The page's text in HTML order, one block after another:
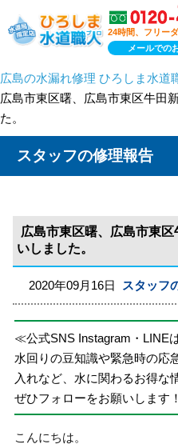
24時間、フリー
メールでの
広島の水漏れ修理 ひろしま水道
広島市東区曙、広島市東区牛田
た。
スタッフの修理報告
広島市東区曙、広島市東
いしました。
2020年09月16日 スタッフ
≪公式SNS Instagram・LINE
水回りの豆知識や緊急時の応
入れなど、水に関わるお得な
ぜひフォローをお願いします！
こんにちは。